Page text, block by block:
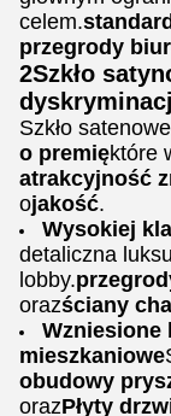
celem.
przegrody
2Szkło
Szkło
o premięktóre
atrakcyjność
ojakość.
Wysokiej
detaliczna
lobby.
orazściany
Wzniesione
mieszkaniowe
obudowy
orazPłyty